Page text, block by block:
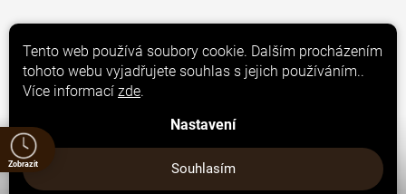
Tento web používá soubory cookie. Dalším procházením
tohoto webu vyjadřujete souhlas s jejich používáním..
Více informací zde.
Nastavení
Souhlasím
Náš prezentační web
Zobrazit